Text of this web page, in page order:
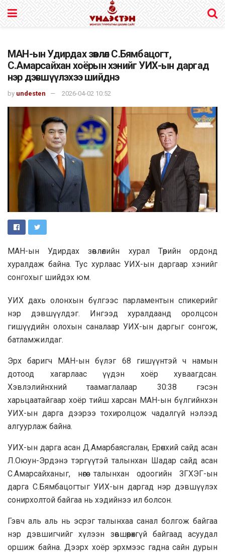
МАН-ын Удирдах зөвлөл С.Бямбацогт,
С.Амарсайхан хоёрын хэнийг УИХ-ын даргад
нэр дэвшүүлэхээ шийднэ
by undesten 2026-04-02 10:52
МАН-ын Удирдах зөвлөлийн хурал Төрийн ордонд
хуралдаж байна. Тус хурлаас УИХ-ын даргаар хэнийг
сонгохыг шийдэх юм.
УИХ дахь олонхын бүлгээс парламентын спикерийг
нэр дэвшүүлдэг. Ингээд хуралдаанд оролцсон
гишүүдийн олохын саналаар УИХ-ын даргыг сонгож,
батламжилдаг.
Эрх баригч МАН-ын бүлэг 68 гишүүнтэй ч намын
дотоод хагарлаас үүдэн хоёр хуваагдсан.
Хэвлэлийнхний таамаглалаар 30:38 гэсэн
харьцаатайгаар хоёр тийш харсан МАН-ын бүлгийнхэн
УИХ-ын дарга дээрээ тохиролцож чадалгүй нэлээд
алгуурлаж байна.
УИХ-ын дарга асан Д.Амарбаясгалан, Ерөнхий сайд асан
Л.Оюун-Эрдэнэ тэргүүтэй талынхан Шадар сайд асан
С.Амарсайханыг, нөгөө талынхан одоогийн ЗГХЭГ-ын
дарга С.Бямбацогтыг УИХ-ын даргад нэр дэвшүүлэх
сонирхолтой байгаа нь хэдийнээ ил болсон.
Гэвч аль аль нь эсрэг талынхаа санал болгож байгаа
нэр дэвшигчийг хүлээн зөвшөөрөхгүй байгаад асуудал
оршиж байна. Дээрх хоёр эрхмээс гадна сайн дурын